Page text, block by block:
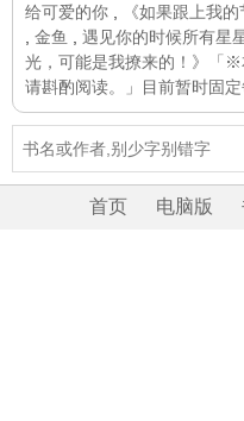
给可爱的你
《如果跟上我的
金鱼 遇见你的时候所有星
光，可能是我撩来的！》「※
请斟酌阅读。」目前暂时固
首页 电脑版